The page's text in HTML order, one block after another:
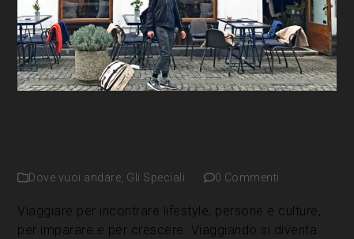
Dove vuoi andare, Gli Speciali 0 Commenti
Viaggiare per incontrare lifestyle, persone e culture,
per imparare e per crescere. Viaggiando si diventa